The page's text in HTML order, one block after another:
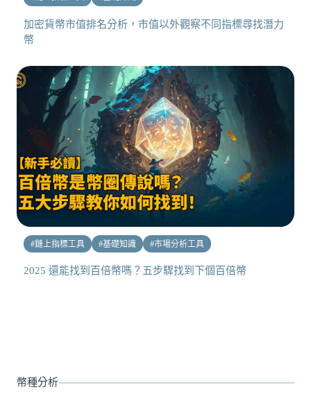
加密貨幣市值排名分析，市值以外觀察不同指標尋找潛力
幣
#鏈上指標工具 #基礎知識 #市場分析工具
2025 還能找到百倍幣嗎？五步驟找到下個百倍幣
幣種分析